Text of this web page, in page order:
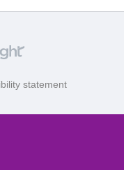
statement